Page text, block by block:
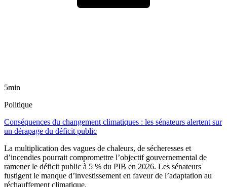
5min
Politique
Conséquences du changement climatiques : les sénateurs alertent sur
un dérapage du déficit public
La multiplication des vagues de chaleurs, de sécheresses et
d’incendies pourrait compromettre l’objectif gouvernemental de
ramener le déficit public à 5 % du PIB en 2026. Les sénateurs
fustigent le manque d’investissement en faveur de l’adaptation au
réchauffement climatique.